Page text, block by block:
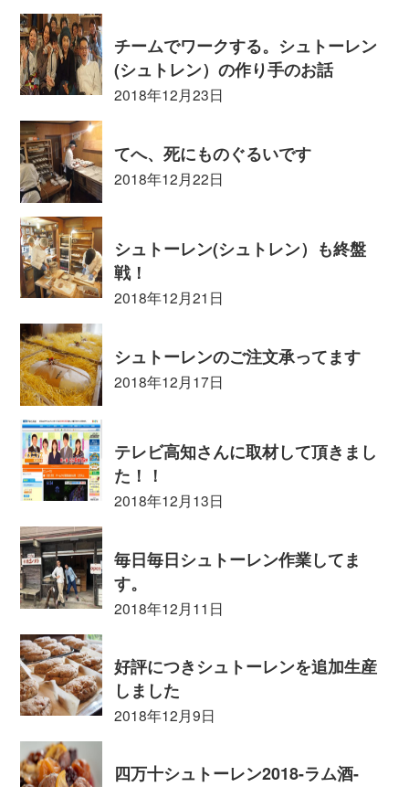
チームでワークする。シュトーレン
(シュトレン）の作り手のお話
2018年12月23日
てへ、死にものぐるいです
2018年12月22日
シュトーレン(シュトレン）も終盤
戦！
2018年12月21日
シュトーレンのご注文承ってます
2018年12月17日
テレビ高知さんに取材して頂きまし
た！！
2018年12月13日
毎日毎日シュトーレン作業してま
す。
2018年12月11日
好評につきシュトーレンを追加生産
しました
2018年12月9日
四万十シュトーレン2018-ラム酒-